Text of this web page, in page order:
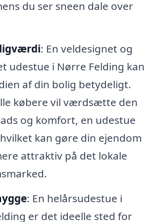
du ser sneen dale over
: En veldesignet og
udestue i Nørre Felding kan
af din bolig betydeligt.
købere vil værdsætte den
og komfort, en udestue
kan gøre din ejendom
attraktiv på det lokale
: En helårsudestue i
er det ideelle sted for